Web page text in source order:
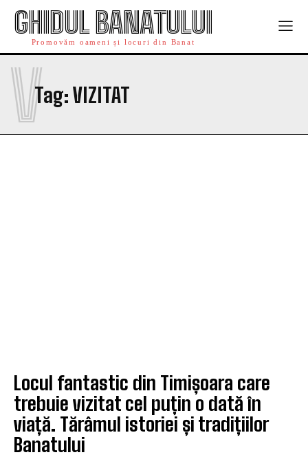
GHIDUL BANATULUI
Promovăm oameni și locuri din Banat
Tag:VIZITAT
V
Locul fantastic din Timișoara care
trebuie vizitat cel puțin o dată în
viață. Tărâmul istoriei și tradițiilor
Banatului